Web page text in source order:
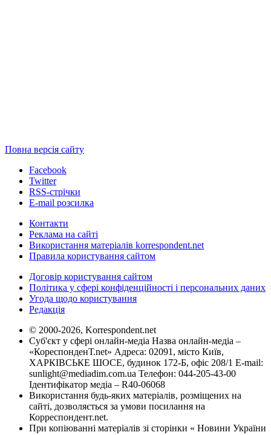
Повна версія сайту
Facebook
Twitter
RSS-стрічки
E-mail розсилка
Контакти
Реклама на сайті
Використання матеріалів korrespondent.net
Правила користування сайтом
Договір користування сайтом
Політика у сфері конфіденційності і персональних даних
Угода щодо користування
Редакція
© 2000-2026, Korrespondent.net
Суб'єкт у сфері онлайн-медіа Назва онлайн-медіа –
«КореспонденТ.net» Адреса: 02091, місто Київ,
ХАРКІВСЬКЕ ШОСЕ, будинок 172-Б, офіс 208/1 E-mail:
sunlight@mediadim.com.ua Телефон: 044-205-43-00
Ідентифікатор медіа – R40-06068
Використання будь-яких матеріалів, розміщених на
сайті, дозволяється за умови посилання на
Корреспондент.net.
При копіюванні матеріалів зі сторінки « Новини України